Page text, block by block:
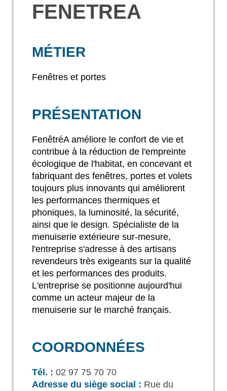
FENETREA
MÉTIER
Fenêtres et portes
PRÉSENTATION
FenêtréA améliore le confort de vie et
contribue à la réduction de l'empreinte
écologique de l'habitat, en concevant et
fabriquant des fenêtres, portes et volets
toujours plus innovants qui améliorent
les performances thermiques et
phoniques, la luminosité, la sécurité,
ainsi que le design. Spécialiste de la
menuiserie extérieure sur-mesure,
l'entreprise s'adresse à des artisans
revendeurs très exigeants sur la qualité
et les performances des produits.
L'entreprise se positionne aujourd'hui
comme un acteur majeur de la
menuiserie sur le marché français.
COORDONNÉES
Tél. : 02 97 75 70 70
Adresse du siège social : Rue du